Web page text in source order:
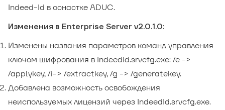
Indeed-Id в оснастке ADUC.
Изменения в Enterprise Server v2.0.1.0:
Изменены названия параметров команд управления
ключом шифрования в IndeedId.srvcfg.exe: /e ->
/applykey, /i-> /extractkey, /g -> /generatekey.
Добавлена возможность освобождения
неиспользуемых лицензий через IndeedId.srvcfg.exe.